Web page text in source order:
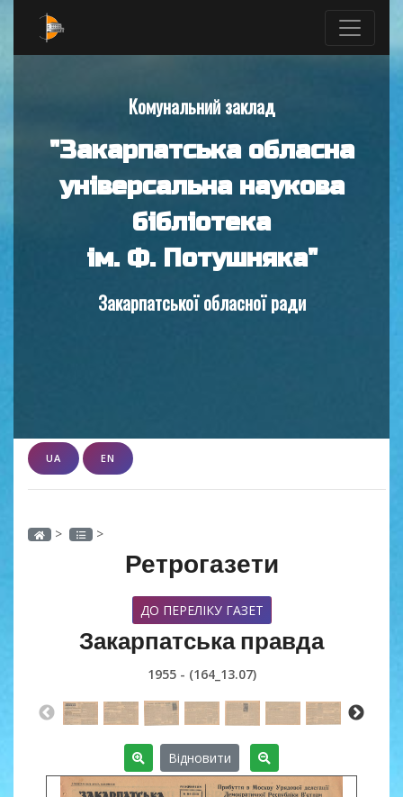
Комунальний заклад
"Закарпатська обласна
універсальна наукова
бібліотека
ім. Ф. Потушняка"
Закарпатської обласної ради
UA EN
> >
Ретрогазети
ДО ПЕРЕЛІКУ ГАЗЕТ
Закарпатська правда
1955 - (164_13.07)
Відновити